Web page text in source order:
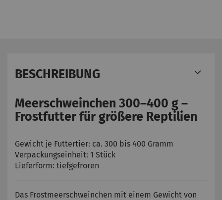
BESCHREIBUNG
Meerschweinchen 300–400 g –
Frostfutter für größere Reptilien
Gewicht je Futtertier: ca. 300 bis 400 Gramm
Verpackungseinheit: 1 Stück
Lieferform: tiefgefroren
Das Frostmeerschweinchen mit einem Gewicht von